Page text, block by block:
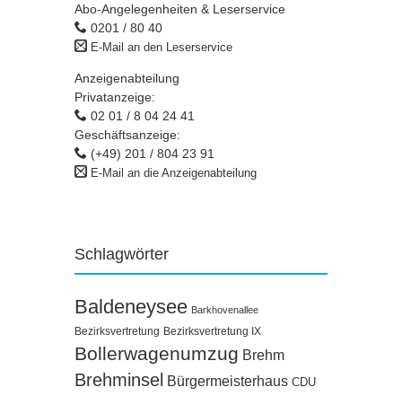
Abo-Angelegenheiten & Leserservice
0201 / 80 40
E-Mail an den Leserservice
Anzeigenabteilung
Privatanzeige:
02 01 / 8 04 24 41
Geschäftsanzeige:
(+49) 201 / 804 23 91
E-Mail an die Anzeigenabteilung
Schlagwörter
Baldeneysee Barkhovenallee
Bezirksvertretung Bezirksvertretung IX
Bollerwagenumzug Brehm
Brehminsel Bürgermeisterhaus CDU